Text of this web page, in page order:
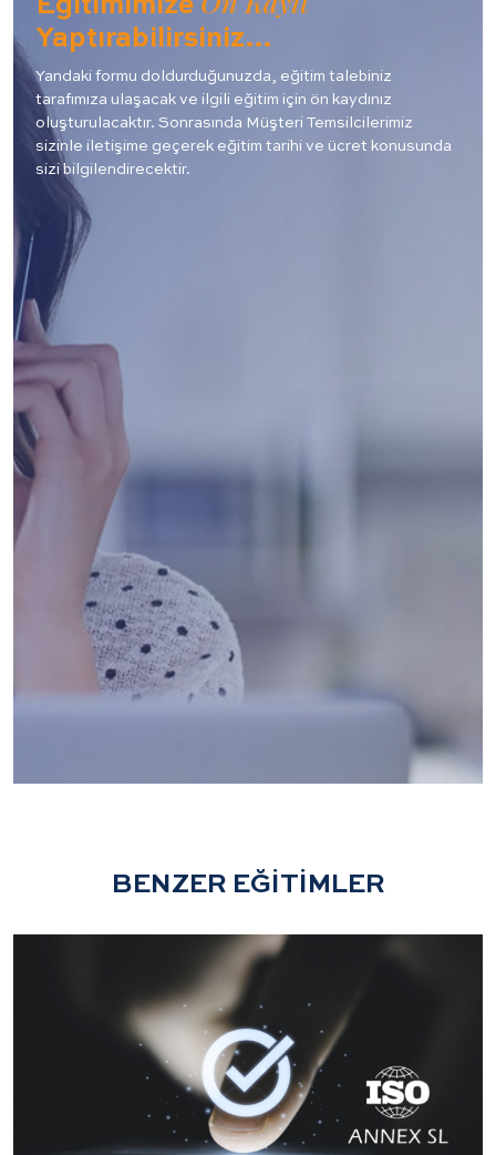
Eğitimimize
Yaptırabilirsiniz…
Yandaki formu doldurduğunuzda, eğitim talebiniz
tarafımıza ulaşacak ve ilgili eğitim için ön kaydınız
oluşturulacaktır. Sonrasında Müşteri Temsilcilerimiz
sizinle iletişime geçerek eğitim tarihi ve ücret konusunda
sizi bilgilendirecektir.
BENZER EĞİTİMLER